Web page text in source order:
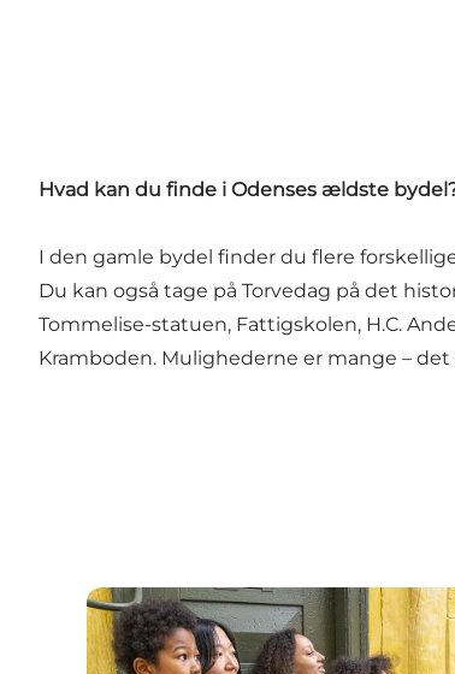
Hvad kan du finde i Odenses ældste
I den gamle bydel finder du flere
Du kan også tage på Torvedag på det
Tommelise-statuen, Fattigskolen, H.C.
Kramboden. Mulighederne er mange –
TID - Museum for Odense